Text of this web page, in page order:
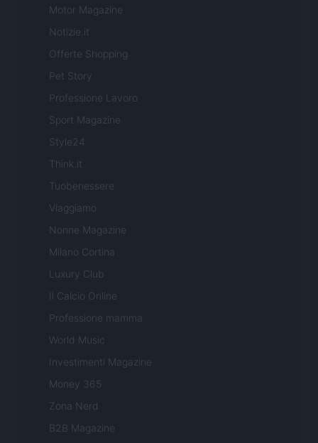
Motor Magazine
Notizie.it
Offerte Shopping
Pet Story
Professione Lavoro
Sport Magazine
Style24
Think.it
Tuobenessere
Viaggiamo
Nonne Magazine
Milano Cortina
Luxury Club
Il Calcio Online
Professione mamma
World Music
Investimenti Magazine
Money 365
Zona Nerd
B2B Magazine